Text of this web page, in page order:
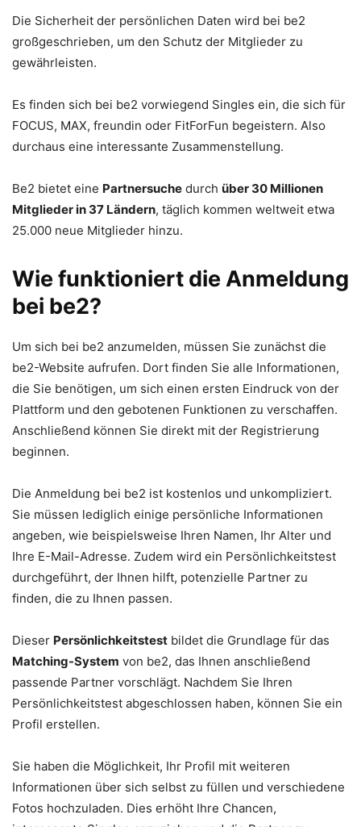
Die Sicherheit der persönlichen Daten wird bei be2
großgeschrieben, um den Schutz der Mitglieder zu
gewährleisten.
Es finden sich bei be2 vorwiegend Singles ein, die sich für
FOCUS, MAX, freundin oder FitForFun begeistern. Also
durchaus eine interessante Zusammenstellung.
Be2 bietet eine Partnersuche durch über 30 Millionen
Mitglieder in 37 Ländern, täglich kommen weltweit etwa
25.000 neue Mitglieder hinzu.
Wie funktioniert die Anmeldung
bei be2?
Um sich bei be2 anzumelden, müssen Sie zunächst die
be2-Website aufrufen. Dort finden Sie alle Informationen,
die Sie benötigen, um sich einen ersten Eindruck von der
Plattform und den gebotenen Funktionen zu verschaffen.
Anschließend können Sie direkt mit der Registrierung
beginnen.
Die Anmeldung bei be2 ist kostenlos und unkompliziert.
Sie müssen lediglich einige persönliche Informationen
angeben, wie beispielsweise Ihren Namen, Ihr Alter und
Ihre E-Mail-Adresse. Zudem wird ein Persönlichkeitstest
durchgeführt, der Ihnen hilft, potenzielle Partner zu
finden, die zu Ihnen passen.
Dieser Persönlichkeitstest bildet die Grundlage für das
Matching-System von be2, das Ihnen anschließend
passende Partner vorschlägt. Nachdem Sie Ihren
Persönlichkeitstest abgeschlossen haben, können Sie ein
Profil erstellen.
Sie haben die Möglichkeit, Ihr Profil mit weiteren
Informationen über sich selbst zu füllen und verschiedene
Fotos hochzuladen. Dies erhöht Ihre Chancen,